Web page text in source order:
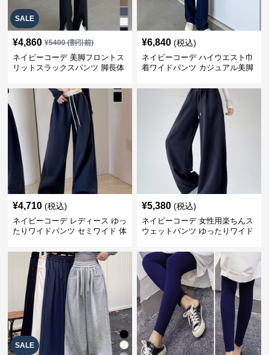
SALE
¥4,860 ¥5400(割引前)
ネイビーコーデ 美脚フロントス
リットスラックスパンツ 脚長体
¥6,840 (税込)
ネイビーコーデ ハイウエスト巾
着ワイドパンツ カジュアル美脚
¥4,710 (税込)
ネイビーコーデ レディース ゆっ
たりワイドパンツ セミワイド 体
¥5,380 (税込)
ネイビーコーデ 女性用楽ちんス
ウェットパンツ ゆったりワイド
SALE